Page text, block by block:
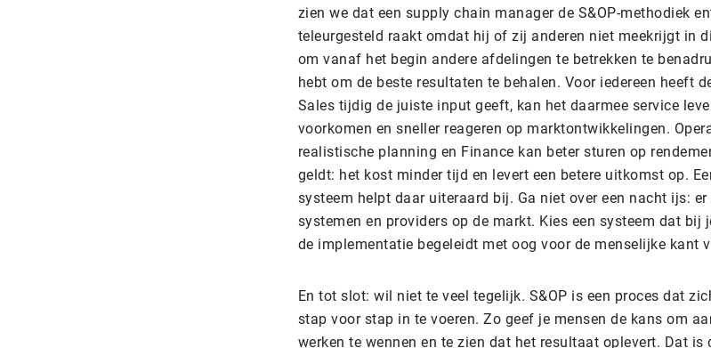
zien we dat een supply chain manager de S&OP-methodiek
teleurgesteld raakt omdat hij of zij anderen niet meekrijgt in
om vanaf het begin andere afdelingen te betrekken te
hebt om de beste resultaten te behalen. Voor iedereen heeft
Sales tijdig de juiste input geeft, kan het daarmee service
voorkomen en sneller reageren op marktontwikkelingen.
realistische planning en Finance kan beter sturen op
geldt: het kost minder tijd en levert een betere uitkomst op.
systeem helpt daar uiteraard bij. Ga niet over een nacht ijs:
systemen en providers op de markt. Kies een systeem dat bij
de implementatie begeleidt met oog voor de menselijke kant
En tot slot: wil niet te veel tegelijk. S&OP is een proces dat
stap voor stap in te voeren. Zo geef je mensen de kans om
werken te wennen en te zien dat het resultaat oplevert. Dat is